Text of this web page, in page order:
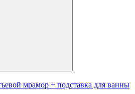
мрамор + подставка для ванны